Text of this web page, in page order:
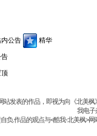
内公告 精华
告
顶
发表的作品，即视为向《北美
我电子
负.作品的观点与<酷我-北美枫>